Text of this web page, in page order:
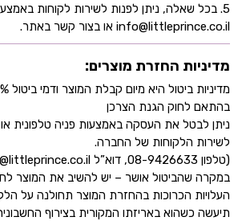
5. בכל שאלה, ניתן לפנות לשירות לקוחות
info@littleprince.co.il או בצור קשר באתר.
מדיניות החזרת מוצרים:
בהתאם לחוק הגנת הצרכן
ניתן לבטל את העסקה באמצעות פניה טלפונית
לשירות הלקוחות של החברה.
(טלפון 08-9426633, דוא”ל info@littleprince.co.il.)
במקרה שהביטול אושר – יש להשיב את המוצר
העלויות הכרוכות בהחזרת המוצר תחולנה על
תיעשה כשהוא באריזתו המקורית בצירוף